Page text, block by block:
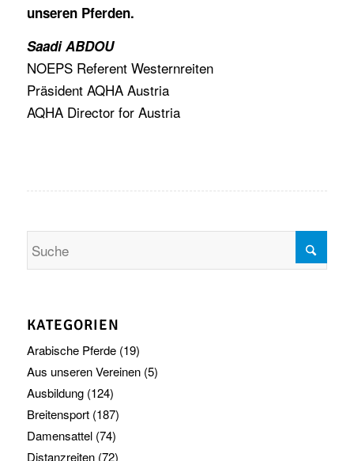
unseren Pferden.
Saadi ABDOU
NOEPS Referent Westernreiten
Präsident AQHA Austria
AQHA Director for Austria
KATEGORIEN
Arabische Pferde(19)
Aus unseren Vereinen(5)
Ausbildung(124)
Breitensport(187)
Damensattel(74)
Distanzreiten(72)